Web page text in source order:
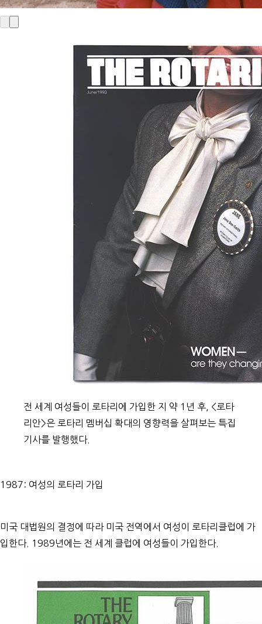
전 세계 여성들이 로타리에 가입한 지 약 1년 후, <로타
리안>은 로타리 멤버십 확대의 영향력을 살펴보는 특집
기사를 발행했다.
1987: 여성의 로타리 가입
미국 대법원의 결정에 따라 미국 전역에서 여성이 로타리클럽에 가
입한다. 1989년에는 전 세계 클럽에 여성들이 가입한다.